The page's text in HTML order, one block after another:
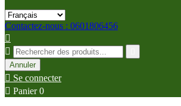
Contactez-nous : 0601806456


Annuler
 Se connecter
 Panier 0